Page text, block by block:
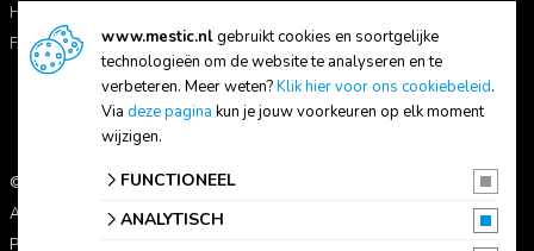
Handleidingen
FAQ
© 2026 Mestic
Alle prijzen zijn inclusief btw.
Privacyverklaring
www.mestic.nlgebruikt cookies en soortgelijke
technologieën om de website te analyseren en te
verbeteren. Meer weten?Klik hier voor ons cookiebeleid.
Via deze pagina kun je jouw voorkeuren op elk moment
wijzigen.
FUNCTIONEEL
ANALYTISCH